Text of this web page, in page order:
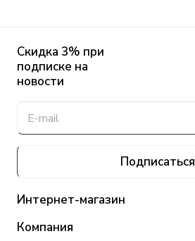
Скидка 3% при
подписке на
новости
Подписаться
Интернет-магазин
Компания